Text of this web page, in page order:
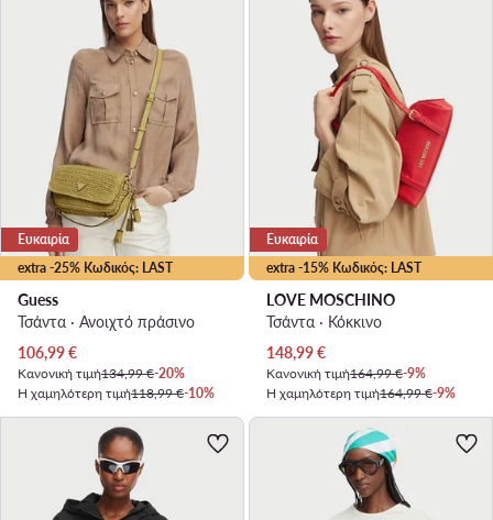
extra -25% Κωδικός: LAST
Ευκαιρία
Guess
Τσάντα · Ανοιχτό πράσινο
Τρέχουσα τιμή
106,99€
Κανονική τιμή134,99 €-20%
Η χαμηλότερη τιμή118,99 €-10%
extra -15% Κωδικός: LAST
Ευκαιρία
LOVE MOSCHINO
Τσάντα · Κόκκινο
Τρέχουσα τιμή
148,99€
Κανονική τιμή164,99 €-9%
Η χαμηλότερη τιμή164,99 €-9%